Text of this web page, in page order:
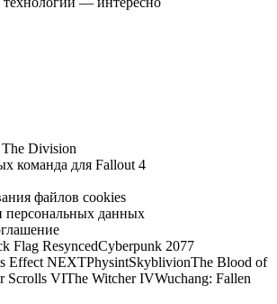
The Division
команда для Fallout 4
файлов cookies
персональных данных
Flag ResyncedCyberpunk 2077
Effect NEXTPhysintSkyblivionThe Blood of
Scrolls VIThe Witcher IVWuchang: Fallen